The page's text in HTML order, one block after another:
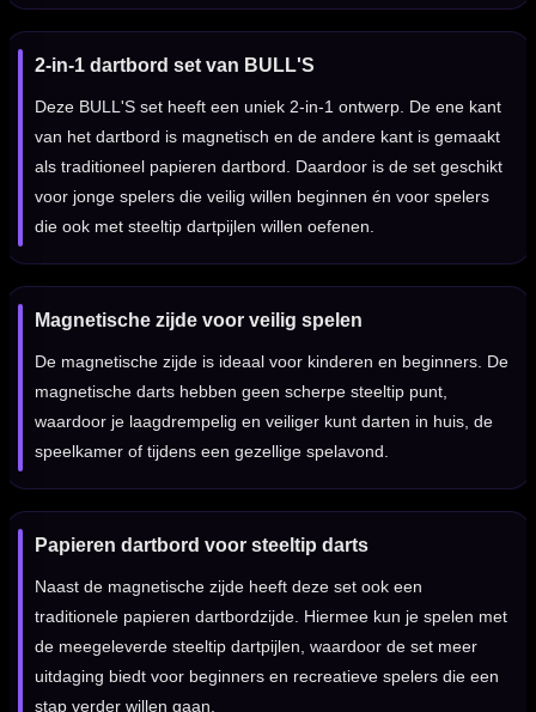
2-in-1 dartbord set van BULL'S
Deze BULL'S set heeft een uniek 2-in-1 ontwerp. De ene kant
van het dartbord is magnetisch en de andere kant is gemaakt
als traditioneel papieren dartbord. Daardoor is de set geschikt
voor jonge spelers die veilig willen beginnen én voor spelers
die ook met steeltip dartpijlen willen oefenen.
Magnetische zijde voor veilig spelen
De magnetische zijde is ideaal voor kinderen en beginners. De
magnetische darts hebben geen scherpe steeltip punt,
waardoor je laagdrempelig en veiliger kunt darten in huis, de
speelkamer of tijdens een gezellige spelavond.
Papieren dartbord voor steeltip darts
Naast de magnetische zijde heeft deze set ook een
traditionele papieren dartbordzijde. Hiermee kun je spelen met
de meegeleverde steeltip dartpijlen, waardoor de set meer
uitdaging biedt voor beginners en recreatieve spelers die een
stap verder willen gaan.